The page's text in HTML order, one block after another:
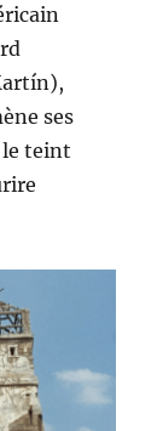
ses
le teint